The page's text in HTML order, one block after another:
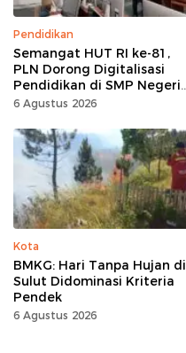
Pendidikan
Semangat HUT RI ke-81,
PLN Dorong Digitalisasi
Pendidikan di SMP Negeri
1 Palu Lewat Program TJSL
6 Agustus 2026
Kota
BMKG: Hari Tanpa Hujan di
Sulut Didominasi Kriteria
Pendek
6 Agustus 2026